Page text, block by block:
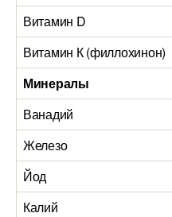
Витамин D
Витамин К (филлохинон)
Минералы
Ванадий
Железо
Йод
Калий